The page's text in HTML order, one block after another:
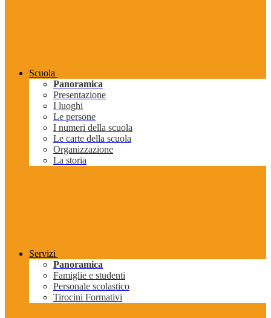
Scuola
Panoramica
Presentazione
I luoghi
Le persone
I numeri della scuola
Le carte della scuola
Organizzazione
La storia
Servizi
Panoramica
Famiglie e studenti
Personale scolastico
Tirocini Formativi